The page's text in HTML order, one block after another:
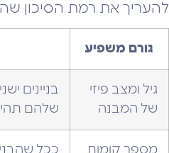
להעריך את רמת הסיכון
גורם משפיע
גיל ומצב פיזי
של המבנה
בניינים
שלהם
מספר קומות
ככל